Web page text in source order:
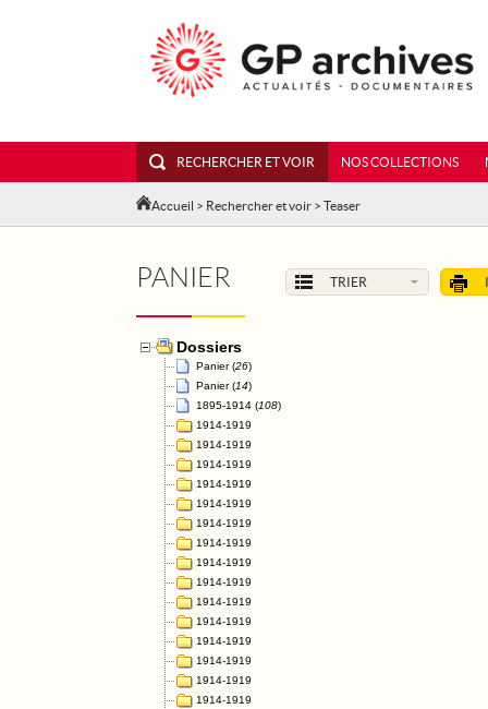
RECHERCHER ET VOIR NOS COLLECTIONS
Accueil > Rechercher et voir > Teaser
PANIER TRIER